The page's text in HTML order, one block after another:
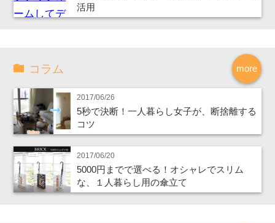
活用
more
コラム
2017/06/26
5秒で決断！一人暮らし女子が、断捨離する
コツ
2017/06/20
5000円までで選べる！オシャレでスリム
な、１人暮らし用の傘立て